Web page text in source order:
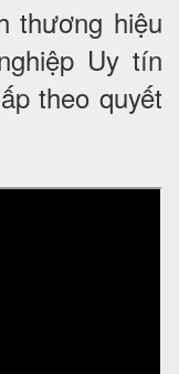
hiệu
Uy tín
theo quyết